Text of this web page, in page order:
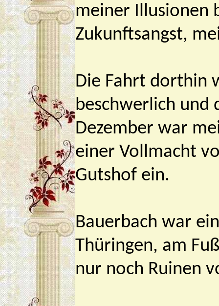
meiner Illusionen
Zukunftsangst,
Die Fahrt dorthin
beschwerlich und
Dezember war
einer Vollmacht
Gutshof ein.
Bauerbach war
Thüringen, am
nur noch Ruinen